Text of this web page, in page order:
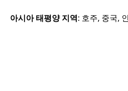
아시아 태평양 지역: 호주, 중국,